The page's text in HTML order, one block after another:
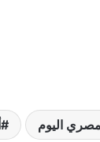
اليوم